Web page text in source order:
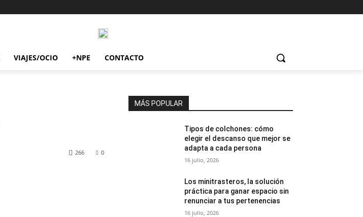
VIAJES/OCIO +NPE CONTACTO
0
266
MÁS POPULAR
Tipos de colchones: cómo
elegir el descanso que mejor se
adapta a cada persona
16 julio, 2026
Los minitrasteros, la solución
práctica para ganar espacio sin
renunciar a tus pertenencias
16 julio, 2026